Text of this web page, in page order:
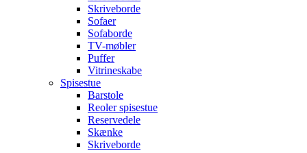
Skriveborde
Sofaer
Sofaborde
TV-møbler
Puffer
Vitrineskabe
Spisestue
Barstole
Reoler spisestue
Reservedele
Skænke
Skriveborde